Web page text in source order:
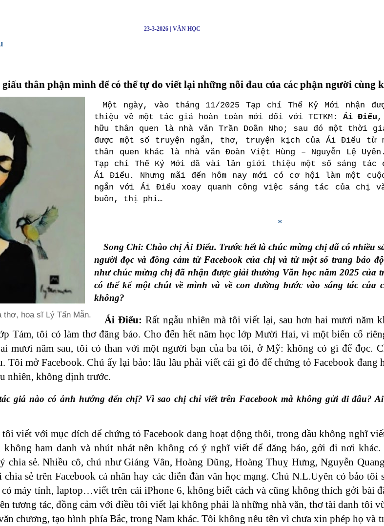
23-3-2026 | VĂN HỌC
thân phận mình để có thể tự do viết lại những nỗi đau của các phận người cùng
hoạ sĩ Lý Tấn Mẫn.
Một ngày, vào tháng 11/2025 Tạp chí Thế Kỷ Mới nhận
thiệu về một tác giả hoàn toàn mới đối với TCTKM: Ái Điểu ,
hữu thân quen là nhà văn Trần Doãn Nho; sau đó một thời
được một số truyện ngắn, thơ, truyện kịch của Ái Điểu từ
thân quen khác là nhà văn Đoàn Việt Hùng – Nguyễn Lệ
Tạp chí Thế Kỷ Mới đã vài lần giới thiệu một số sáng tác
Ái Điểu. Nhưng mãi đến hôm nay mới có cơ hội làm một
ngắn với Ái Điểu xoay quanh công việc sáng tác của chị
buồn, thị phi…
*
Song Chi: Chào chị Ái Điểu. Trước hết là chúc mừng chị đã có nhiều
người đọc và đồng cảm từ Facebook của chị và từ một số trang báo
như chúc mừng chị đã nhận được giải thưởng Văn học năm 2025 của
có thể kể một chút về mình và về con đường bước vào sáng tác của
không?
Ái Điểu: Rất ngẫu nhiên mà tôi viết lại, sau hơn hai mươi năm
Tám, tôi có làm thơ đăng báo. Cho đến hết năm học lớp Mười Hai, vì một biến cố
mươi năm sau, tôi có than với một người bạn của ba tôi, ở Mỹ: không có gì để đọc.
Tôi mở Facebook. Chú ấy lại bảo: lâu lâu phải viết cái gì đó để chứng tỏ Facebook đang
nhiên, không định trước.
giả nào có ảnh hưởng đến chị? Vì sao chị chỉ viết trên Facebook mà không gửi đi đâu?
viết với mục đích để chứng tỏ Facebook đang hoạt động thôi, trong đầu không nghĩ
ham danh và nhút nhát nên không có ý nghĩ viết để đăng báo, gởi đi nơi
chia sẻ. Nhiều cô, chú như Giáng Vân, Hoàng Dũng, Hoàng Thuỵ Hưng, Nguyễn
sẻ trên Facebook cá nhân hay các diễn đàn văn học mạng. Chú N.L.Uyên có bảo tôi
máy tính, laptop…viết trên cái iPhone 6, không biết cách và cũng không thích gởi bài
tương tác, đồng cảm với điều tôi viết lại không phải là những nhà văn, thơ tài danh tôi
chương, tạo hình phía Bắc, trong Nam khác. Tôi không nêu tên vì chưa xin phép họ và